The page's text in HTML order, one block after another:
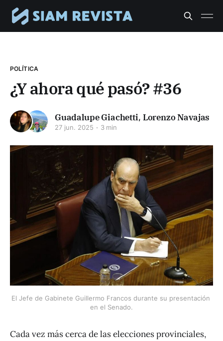
POLÍTICA
¿Y ahora qué pasó? #36
Guadalupe Giachetti, Lorenzo Navajas
27 jun. 2025 3 min
El Jefe de Gabinete Guillermo Francos durante su presentación
en el Senado.
Cada vez más cerca de las elecciones provinciales,